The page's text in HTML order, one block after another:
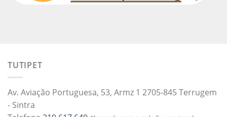
TUTIPET
Av. Aviação Portuguesa, 53, Armz 1 2705-845 Terrugem
- Sintra